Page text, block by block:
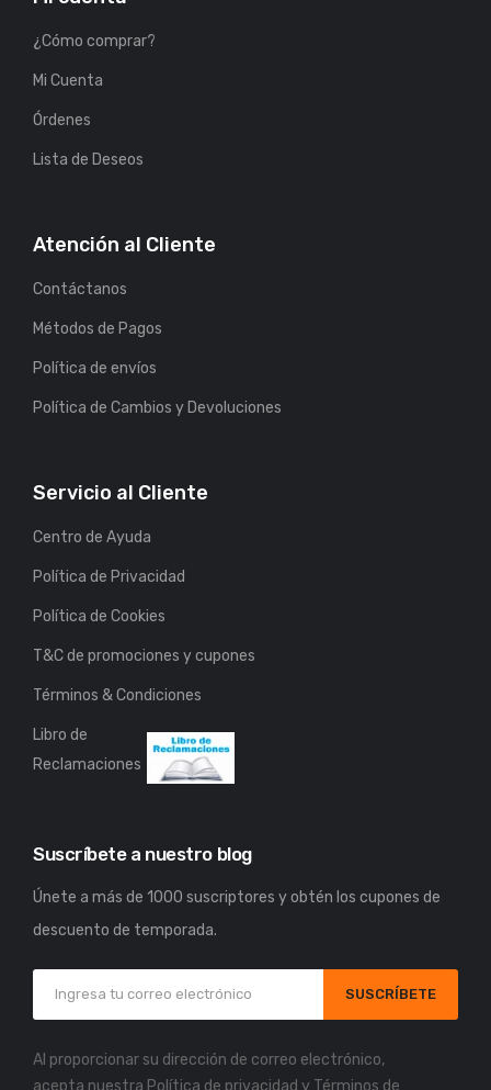
¿Cómo comprar?
Mi Cuenta
Órdenes
Lista de Deseos
Atención al Cliente
Contáctanos
Métodos de Pagos
Política de envíos
Política de Cambios y Devoluciones
Servicio al Cliente
Centro de Ayuda
Política de Privacidad
Política de Cookies
T&C de promociones y cupones
Términos & Condiciones
Libro de
Reclamaciones
Suscríbete a nuestro blog
Únete a más de 1000 suscriptores y obtén los cupones de
descuento de temporada.
SUSCRÍBETE
Al proporcionar su dirección de correo electrónico,
acepta nuestra Política de privacidad y Términos de